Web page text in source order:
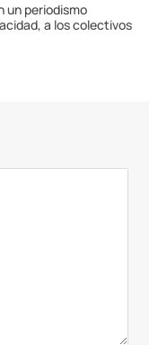
un periodismo
a los colectivos